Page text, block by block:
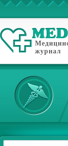
журнал